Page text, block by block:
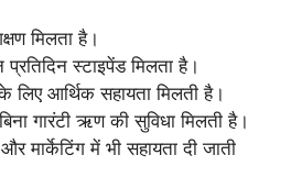
मिलता है।
प्रतिदिन स्टाइपेंड मिलता है।
आर्थिक सहायता मिलती है।
गारंटी ऋण की सुविधा मिलती है।
मार्केटिंग में भी सहायता दी जाती